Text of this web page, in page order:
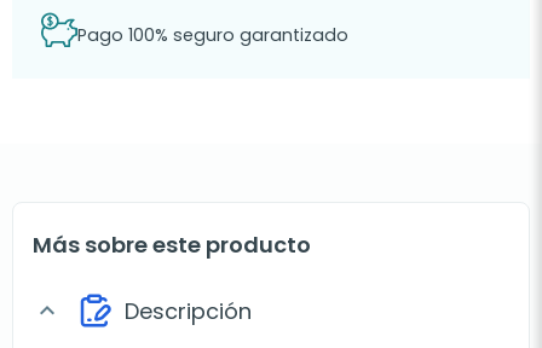
Pago 100% seguro garantizado
Más sobre este producto
expand_more Descripción